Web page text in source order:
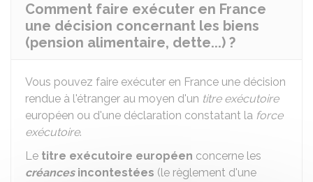
Comment faire exécuter en France
une décision concernant les biens
(pension alimentaire, dette...) ?
Vous pouvez faire exécuter en France une décision
rendue à l'étranger au moyen d'un titre exécutoire
européen ou d'une déclaration constatant la force
exécutoire.
Le titre exécutoire européen concerne les
créancesincontestées (le règlement d'une